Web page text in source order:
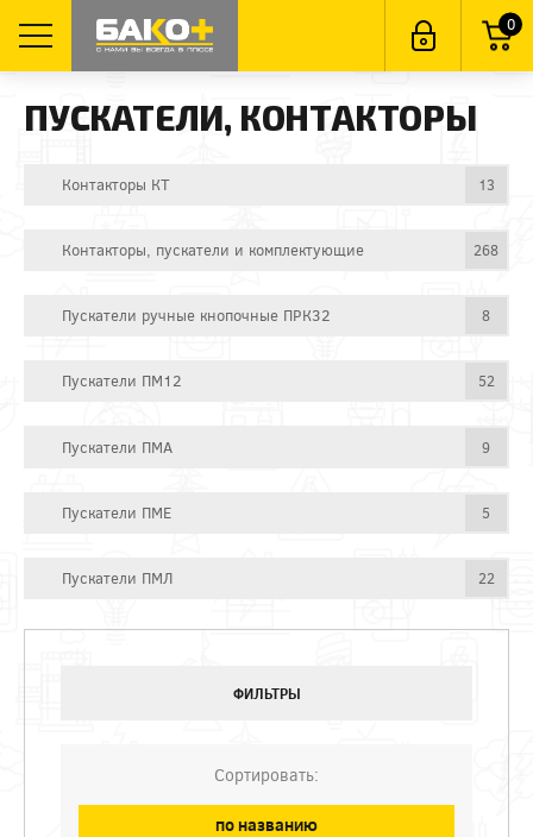
0
ПУСКАТЕЛИ, КОНТАКТОРЫ
Контакторы КТ 13
Контакторы, пускатели и комплектующие 268
Пускатели ручные кнопочные ПРК32 8
Пускатели ПМ12 52
Пускатели ПМА 9
Пускатели ПМЕ 5
Пускатели ПМЛ 22
ФИЛЬТРЫ
Сортировать:
по названию